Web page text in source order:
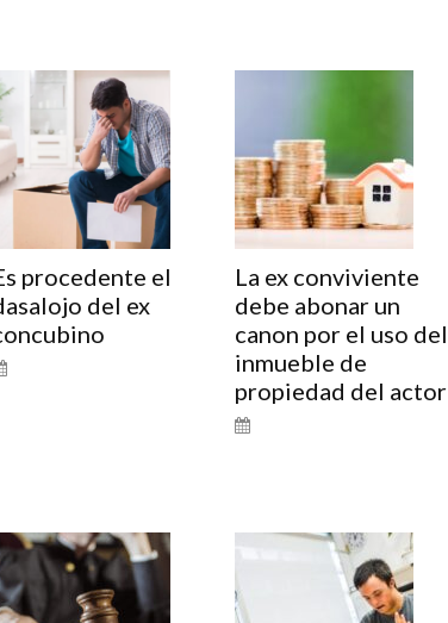
procedente el
del ex
La ex conviviente
debe abonar un
canon por el uso del
inmueble de
propiedad del actor